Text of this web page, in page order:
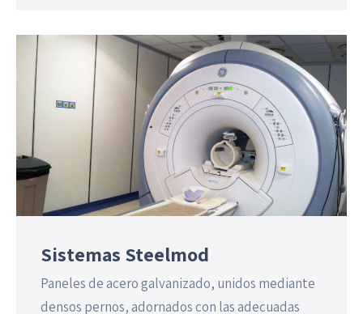
Sistemas Steelmod
Paneles de acero galvanizado, unidos mediante
densos pernos, adornados con las adecuadas